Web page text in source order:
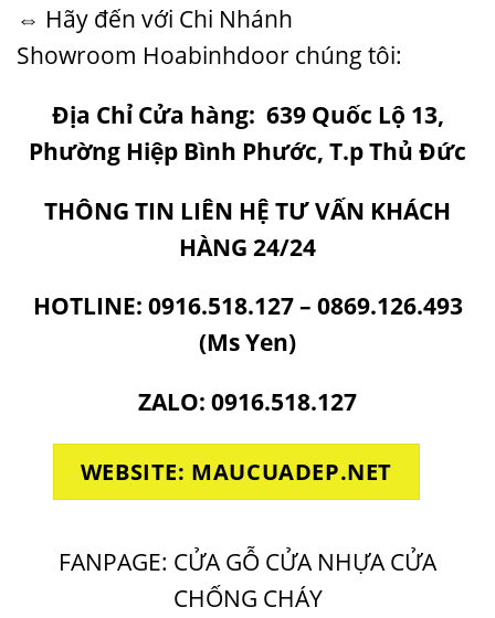
⇔ Hãy đến với Chi Nhánh
Showroom Hoabinhdoor chúng tôi:
Địa Chỉ Cửa hàng: 639 Quốc Lộ 13,
Phường Hiệp Bình Phước, T.p Thủ Đức
THÔNG TIN LIÊN HỆ TƯ VẤN KHÁCH
HÀNG 24/24
HOTLINE: 0916.518.127 – 0869.126.493
(Ms Yen)
ZALO: 0916.518.127
WEBSITE: MAUCUADEP.NET
FANPAGE: CỬA GỖ CỬA NHỰA CỬA
CHỐNG CHÁY